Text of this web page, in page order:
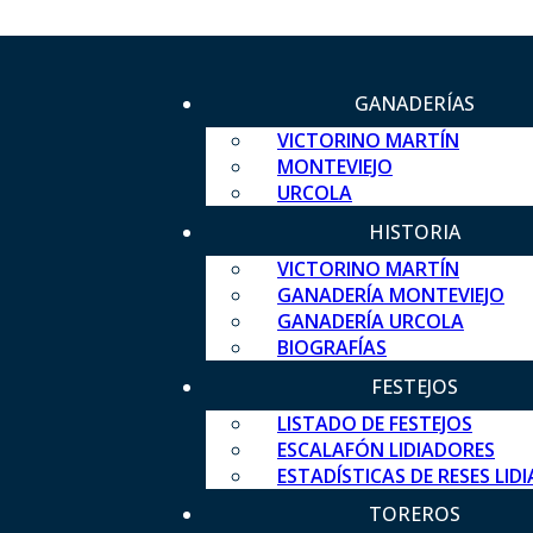
GANADERÍAS
VICTORINO MARTÍN
MONTEVIEJO
URCOLA
HISTORIA
VICTORINO MARTÍN
GANADERÍA MONTEVIEJO
GANADERÍA URCOLA
BIOGRAFÍAS
FESTEJOS
LISTADO DE FESTEJOS
ESCALAFÓN LIDIADORES
ESTADÍSTICAS DE RESES
TOREROS